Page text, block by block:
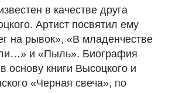
в качестве друга
Артист посвятил ему
на рывок», «В младенчестве
и «Пыль». Биография
основу книги Высоцкого и
«Черная свеча», по